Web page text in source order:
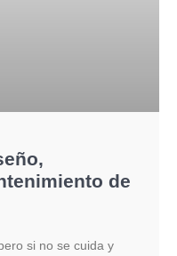
de
si no se cuida y